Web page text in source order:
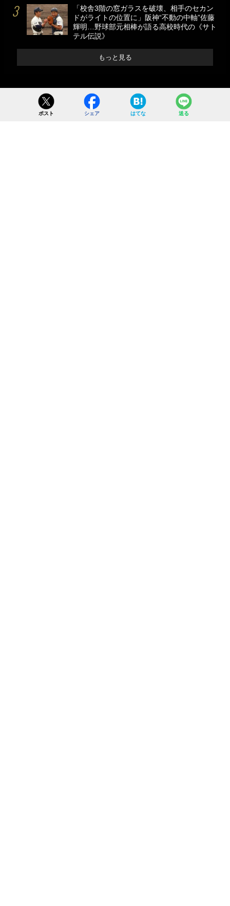
「校舎3階の窓ガラスを破壊、相手のセカン
ドがライトの位置に」阪神“不動の中軸”佐藤
輝明…野球部元相棒が語る高校時代の《サト
テル伝説》
もっと見る
ポスト シェア はてな 送る